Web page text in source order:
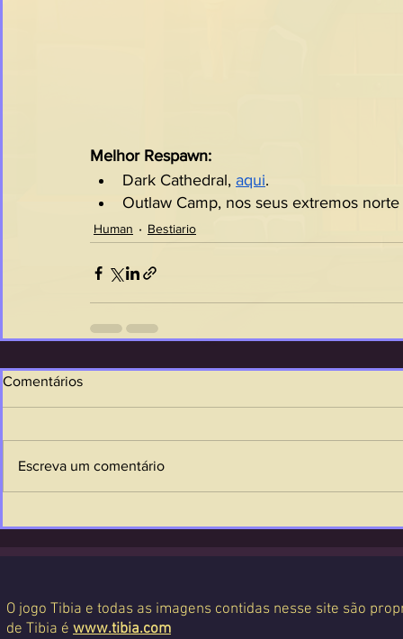
Melhor Respawn:
Dark Cathedral, aqui.
Outlaw Camp, nos seus extremos norte
Human Bestiario
Comentários
Escreva um comentário
O jogo Tibia e todas as imagens contidas nesse site são
de Tibia é www.tibia.com